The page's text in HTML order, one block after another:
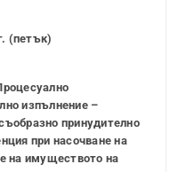
(петък)
изпълнение –
принудително
при насочване на
на имуществото на